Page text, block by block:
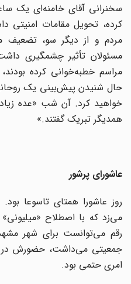
سخنرانی آقای خامنه‌ای یک
کرده، تحویل مقامات امنیتی
مردم و از دیگر سو، تضعیف
مسئولان تأثیر چشمگیری
مراسم خطبه‌خوانی کرده بودند،
حال شنیدن پیش‌بینی یک
خواهید کرد. آن شب «عده
همدیگر تبریک گفتند.»
عاشورای پرشور
روز عاشورا همتای تاسوعا
می‌زد که با اصطلاح «میلیونی»
رقم می‌توانست برای شهر مشهد
جمعیتی می‌داشت، حضورش در
امری حتمی بود.